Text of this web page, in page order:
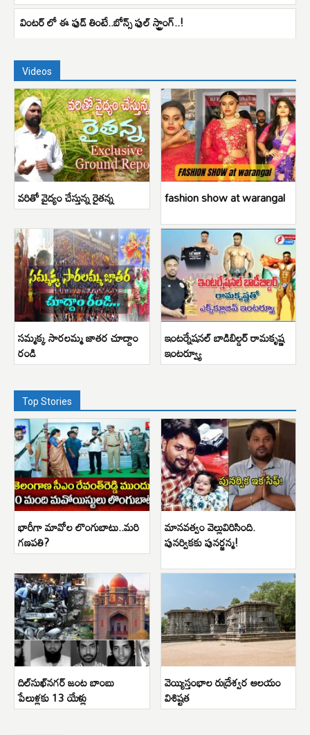
వింటర్ లో ఈ ఫుడ్ తింటే..బోన్స్ ఫుల్ స్ట్రాంగ్..!
Videos
వరితో వైద్యం చేస్తున్న రైతన్న fashion show at warangal
సమ్మక్క సారలమ్మ జాతర చూద్దాం
రండి
ఇంటర్నేషనల్ బాడిబిల్డర్ రామకృష్ణ
ఇంటర్వ్యూ
Top Stories
భారీగా మావోల లొంగుబాటు..మరి
గణపతి?
మానవత్వం వెల్లువిరిసింది.
పునర్వికకు పునర్జన్మ!
దిల్‌సుఖ్‌నగర్ జంట బాంబు
పేలుళ్లకు 13 యేళ్లు
వెయ్యిస్తంభాల రుద్రేశ్వర ఆలయం
విశిష్టత